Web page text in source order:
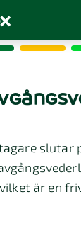
slutar
är en